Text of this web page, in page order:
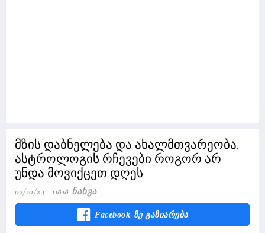
მზის დაბნელება და ახალმთვარეობა.
ასტროლოგის რჩევები როგორ არ
უნდა მოვიქცეთ დღეს
02/10/24 11818 Ნახვა
Facebook-Ზე Გაზიარება